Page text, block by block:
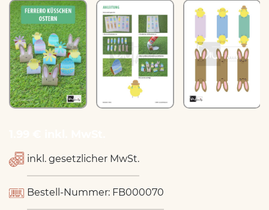
inkl. gesetzlicher MwSt.
Bestell-Nummer: FB000070